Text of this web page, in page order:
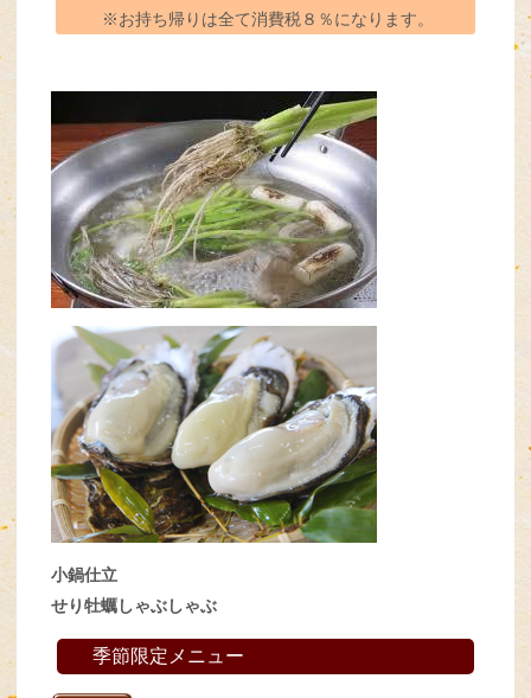
※お持ち帰りは全て消費税８％になります。
小鍋仕立
せり牡蠣しゃぶしゃぶ
季節限定メニュー